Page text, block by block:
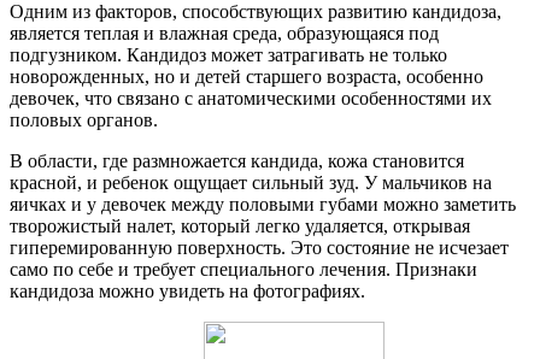
Одним из факторов, способствующих развитию кандидоза,
является теплая и влажная среда, образующаяся под
подгузником. Кандидоз может затрагивать не только
новорожденных, но и детей старшего возраста, особенно
девочек, что связано с анатомическими особенностями их
половых органов.
В области, где размножается кандида, кожа становится
красной, и ребенок ощущает сильный зуд. У мальчиков на
яичках и у девочек между половыми губами можно заметить
творожистый налет, который легко удаляется, открывая
гиперемированную поверхность. Это состояние не исчезает
само по себе и требует специального лечения. Признаки
кандидоза можно увидеть на фотографиях.